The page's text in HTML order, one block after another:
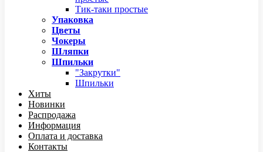
Тик-таки простые
Упаковка
Цветы
Чокеры
Шляпки
Шпильки
"Закрутки"
Шпильки
Хиты
Новинки
Распродажа
Информация
Оплата и доставка
Контакты